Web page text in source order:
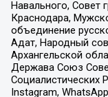
Навального, Совет
Краснодара,
объединение
Адат, Народный
Архангельской
Держава Союз
Социалистических
Instagram,